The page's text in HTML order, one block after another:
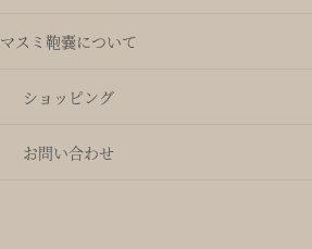
マスミ鞄嚢について
ショッピング
お問い合わせ